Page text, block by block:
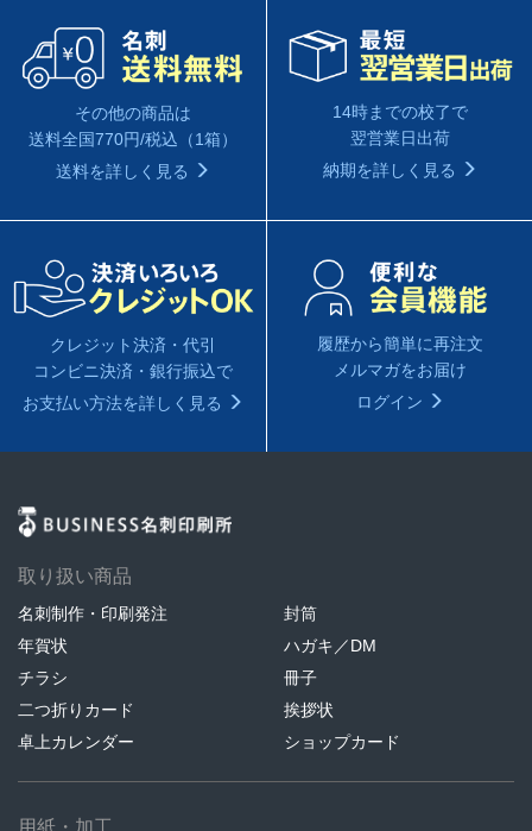
その他の商品は
送料全国770円/税込（1箱）
送料を詳しく見る
14時までの校了で
翌営業日出荷
納期を詳しく見る
クレジット決済・代引
コンビニ決済・銀行振込で
お支払い方法を詳しく見る
履歴から簡単に再注文
メルマガをお届け
ログイン
取り扱い商品
名刺制作・印刷発注
封筒
年賀状
ハガキ／DM
チラシ
冊子
二つ折りカード
挨拶状
卓上カレンダー
ショップカード
用紙・加工